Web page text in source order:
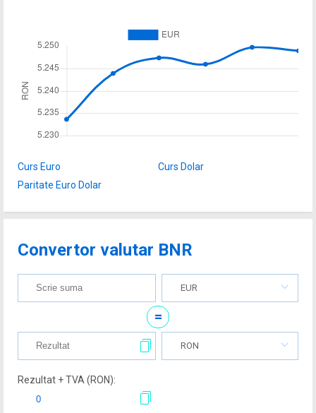
Curs Euro
Curs Dolar
Paritate Euro Dolar
Convertor valutar BNR
EUR
=
RON
Rezultat + TVA (RON):